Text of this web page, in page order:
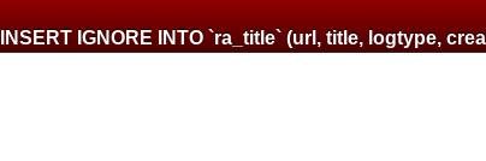
INSERT IGNORE INTO `ra_title` (url, title, logtype,